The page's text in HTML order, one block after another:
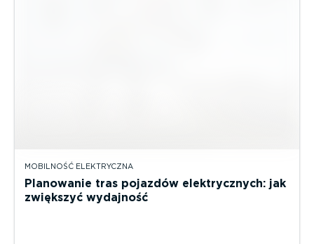
MOBILNOŚĆ ELEKTRYCZNA
Planowanie tras pojazdów elektrycznych: jak
zwiększyć wydajność